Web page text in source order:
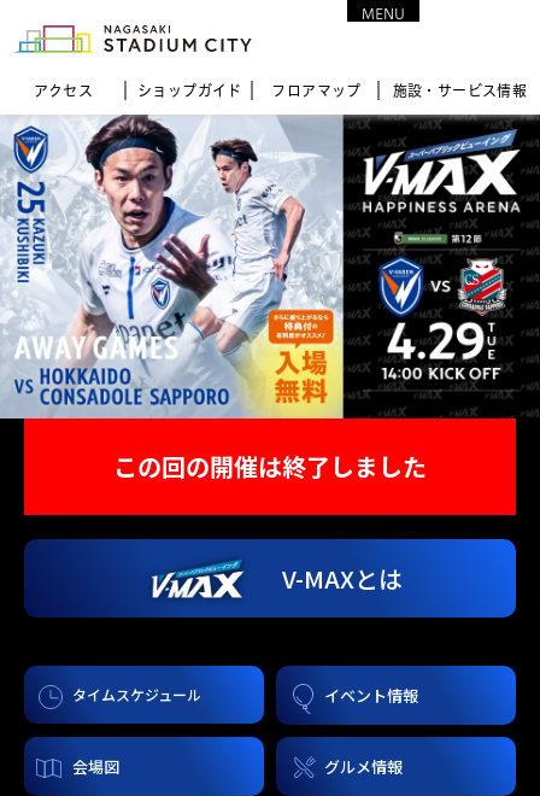
アクセス ショップガイド フロア マップ 施設・サービス情報
MENU
この回の開催は終了しました
V-MAXとは
タイムスケジュール イベント情報
会場図 グルメ情報